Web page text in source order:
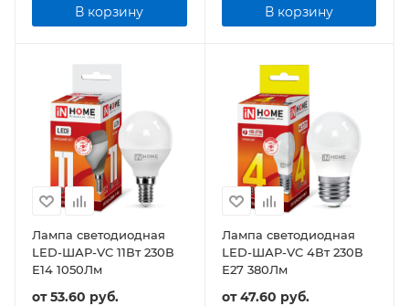
В корзину В корзину
Лампа светодиодная
LED-ШАР-VC 11Вт 230В
Е14 1050Лм
от53.60 руб.
Лампа светодиодная
LED-ШАР-VC 4Вт 230В
Е27 380Лм
от47.60 руб.